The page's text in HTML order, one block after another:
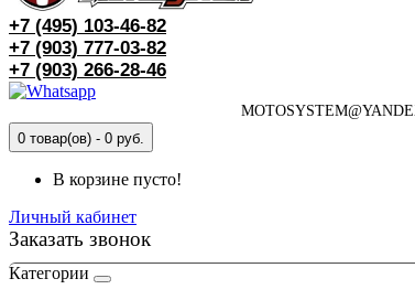
+7 (495) 103-46-82
+7 (903) 777-03-82
+7 (903) 266-28-46
0 товар(ов) - 0 руб.
В корзине пусто!
Личный кабинет
Заказать звонок
Категории